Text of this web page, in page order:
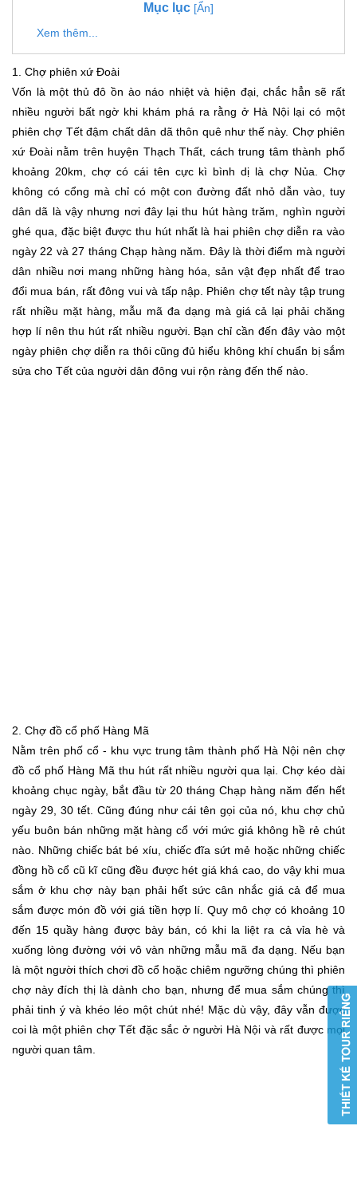
Mục lục [Ẩn]
Xem thêm...
1. Chợ phiên xứ Đoài
Vốn là một thủ đô ồn ào náo nhiệt và hiện đại, chắc hẳn sẽ rất
nhiều người bất ngờ khi khám phá ra rằng ở Hà Nội lại có một
phiên chợ Tết đậm chất dân dã thôn quê như thế này. Chợ phiên
xứ Đoài nằm trên huyện Thạch Thất, cách trung tâm thành phố
khoảng 20km, chợ có cái tên cực kì bình dị là chợ Nủa. Chợ
không có cổng mà chỉ có một con đường đất nhỏ dẫn vào, tuy
dân dã là vậy nhưng nơi đây lại thu hút hàng trăm, nghìn người
ghé qua, đặc biệt được thu hút nhất là hai phiên chợ diễn ra vào
ngày 22 và 27 tháng Chạp hàng năm. Đây là thời điểm mà người
dân nhiều nơi mang những hàng hóa, sản vật đẹp nhất để trao
đổi mua bán, rất đông vui và tấp nập. Phiên chợ tết này tập trung
rất nhiều mặt hàng, mẫu mã đa dạng mà giá cả lại phải chăng
hợp lí nên thu hút rất nhiều người. Bạn chỉ cần đến đây vào một
ngày phiên chợ diễn ra thôi cũng đủ hiểu không khí chuẩn bị sắm
sửa cho Tết của người dân đông vui rộn ràng đến thế nào.
2. Chợ đồ cổ phố Hàng Mã
Nằm trên phố cổ - khu vực trung tâm thành phố Hà Nội nên chợ
đồ cổ phố Hàng Mã thu hút rất nhiều người qua lại. Chợ kéo dài
khoảng chục ngày, bắt đầu từ 20 tháng Chạp hàng năm đến hết
ngày 29, 30 tết. Cũng đúng như cái tên gọi của nó, khu chợ chủ
yếu buôn bán những mặt hàng cổ với mức giá không hề rẻ chút
nào. Những chiếc bát bé xíu, chiếc đĩa sứt mẻ hoặc những chiếc
đồng hồ cổ cũ kĩ cũng đều được hét giá khá cao, do vậy khi mua
sắm ở khu chợ này bạn phải hết sức cân nhắc giá cả để mua
sắm được món đồ với giá tiền hợp lí. Quy mô chợ có khoảng 10
đến 15 quầy hàng được bày bán, có khi la liệt ra cả vỉa hè và
xuống lòng đường với vô vàn những mẫu mã đa dạng. Nếu bạn
là một người thích chơi đồ cổ hoặc chiêm ngưỡng chúng thì phiên
chợ này đích thị là dành cho bạn, nhưng để mua sắm chúng thì
phải tinh ý và khéo léo một chút nhé! Mặc dù vậy, đây vẫn được
coi là một phiên chợ Tết đặc sắc ở người Hà Nội và rất được mọi
người quan tâm.